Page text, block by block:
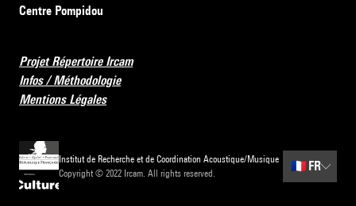
Centre Pompidou
Projet Répertoire Ircam
Infos / Méthodologie
Mentions Légales
Institut de Recherche et de Coordination Acoustique/Musique
Copyright © 2022 Ircam. All rights reserved.
🇫🇷 FR